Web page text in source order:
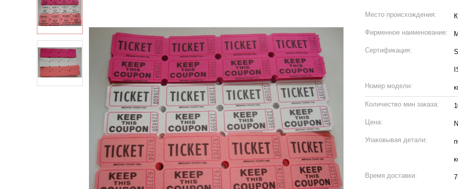
Место происхождения:
Фирменное наименование:
Сертификация:
Номер модели:
Количество мин заказа:
Цена:
Упаковывая детали:
Время доставки: